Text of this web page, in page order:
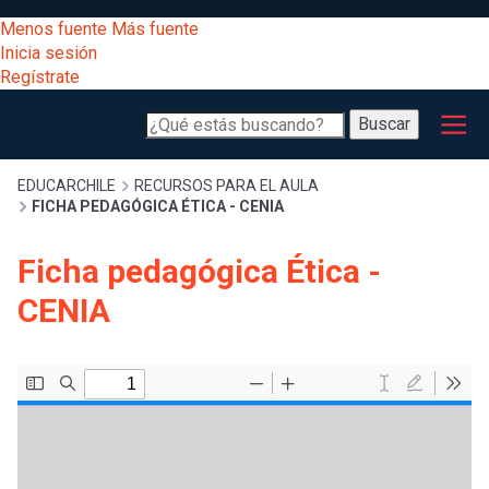
al
contenido
principal
[Educarchile
Escritorio]
Menú
entrar
a
Menos fuente Más fuente
Inicia sesión
Regístrate
Buscar
Buscar
Menú
principal
Desarrollo
Expand
Gestión
Expand
Comunidad
Expand
Expand
Sobrescribir
enlaces
de
ayuda
EDUCARCHILE
RECURSOS PARA EL AULA
FICHA PEDAGÓGICA ÉTICA - CENIA
Ficha pedagógica Ética -
CENIA